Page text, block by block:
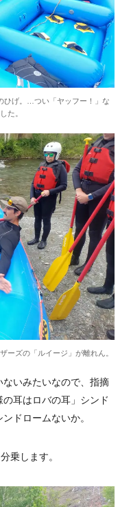
ひげ。…つい「ヤッフー！」な
た。
ーズの「ルイージ」が離れん。
いみたいなので、指摘
耳はロバの耳」シンド
ドロームないか。
乗します。